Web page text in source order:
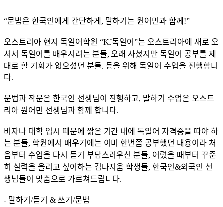
“문법은 한국인에게 간단하게, 말하기는 원어민과 함께!”
오스트리아 현지 독일어학원 “KJ독일어”는 오스트리아에 새로 오
셔서 독일어를 배우시려는 분들, 오래 사셨지만 독일어 공부를 제
대로 할 기회가 없으섰던 분들, 등을 위해 독일어 수업을 진행합니
다.
문법과 작문은 한국인 선생님이 진행하고, 말하기 수업은 오스트
리아 원어민 선생님과 함께 합니다.
비자나 대학 입시 때문에 짧은 기간 내에 독일어 자격증을 따야 하
는 분들, 학원에서 배우기에는 이미 한번쯤 공부했던 내용이라 처
음부터 수업을 다시 듣기 부담스러우신 분들, 어렸을 때부터 꾸준
히 실력을 올리고 싶어하는 김나지움 학생들, 한국인&외국인 선
생님들이 맞춤으로 가르쳐드립니다.
- 말하기/듣기 & 쓰기/문법